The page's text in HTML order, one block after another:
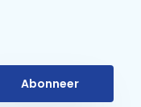
Abonneer